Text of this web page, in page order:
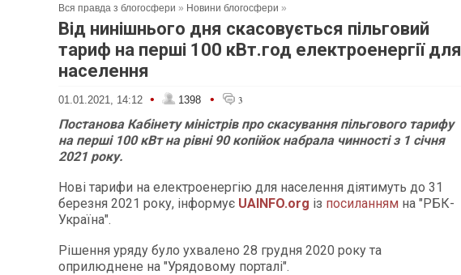
Вся правда з блогосфери » Новини блогосфери »
Від нинішнього дня скасовується пільговий
тариф на перші 100 кВт.год електроенергії для
населення
01.01.2021, 14:12 • 1398 • 3
Постанова Кабінету міністрів про скасування пільгового тарифу
на перші 100 кВт на рівні 90 копійок набрала чинності з 1 січня
2021 року.
Нові тарифи на електроенергію для населення діятимуть до 31
березня 2021 року, інформує UAINFO.org із посиланням на "РБК-
Україна".
Рішення уряду було ухвалено 28 грудня 2020 року та
оприлюднене на "Урядовому порталі".